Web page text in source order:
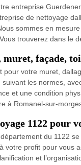
entreprise
de nettoyage
sommes en
trouverez dans le
muret, façade,
pour votre muret,
les normes,
et une condition
à Romanel-sur-
1122 pour
du 1122
votre profit pour vous
et